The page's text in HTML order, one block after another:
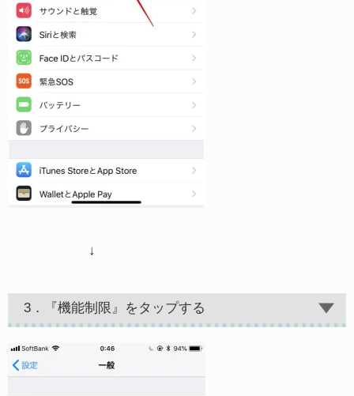
↓
3．『機能制限』をタップする